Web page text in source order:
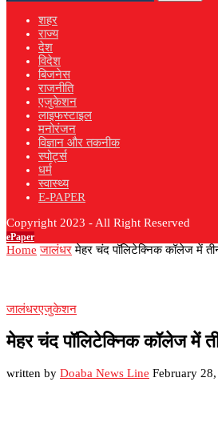
शहर
राज्य
देश
विदेश
बिजनेस
राजनीति
एजुकेशन
लाइफस्टाइल
मनोरंजन
विज्ञान और तकनीक
स्पोर्ट्स
धर्म
स्वास्थ्य
E-PAPER
Copyright 2023 - All Right Reserved
ePaper
Home जालंधर मेहर चंद पॉलिटेक्निक कॉलेज में तीन
जालंधरएजुकेशन
मेहर चंद पॉलिटेक्निक कॉलेज में
written by Doaba News Line February